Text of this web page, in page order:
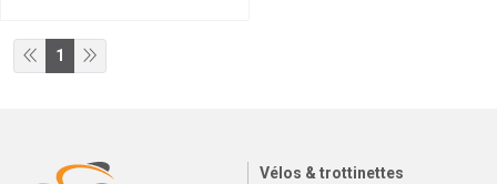
1
Vélos & trottinettes